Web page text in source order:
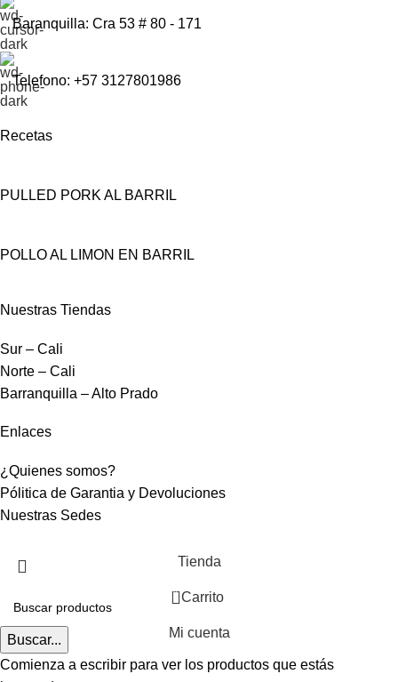
Baranquilla: Cra 53 # 80 - 171
Telefono: +57 3127801986
Recetas
PULLED PORK AL BARRIL
POLLO AL LIMON EN BARRIL
Nuestras Tiendas
Sur – Cali
Norte – Cali
Barranquilla – Alto Prado
Enlaces
¿Quienes somos?
Pólitica de Garantia y Devoluciones
Nuestras Sedes
Buscar...
Comienza a escribir para ver los productos que estás
Tienda
0 Carrito
Mi cuenta